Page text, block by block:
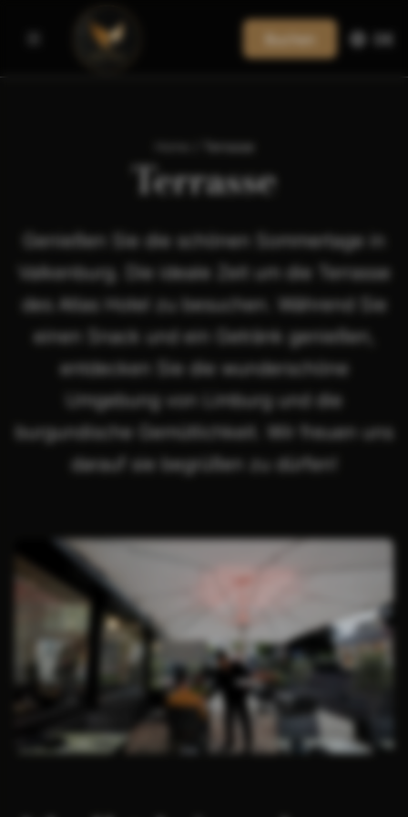
Buchen DE
Terrasse
Genießen Sie die schönen Sommertage in
Valkenburg. Die ideale Zeit um die Terrasse
des Atlas Hotel zu besuchen. Während Sie
einen Snack und ein Getränk genießen,
entdecken Sie die wunderschöne
Umgebung von Limburg und die
burgundische Gemütlichkeit. Wir freuen uns
darauf sie begrüßen zu dürfen!